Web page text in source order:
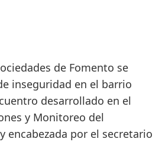
de Fomento se
inseguridad en el barrio
desarrollado en el
y Monitoreo del
encabezada por el secretario